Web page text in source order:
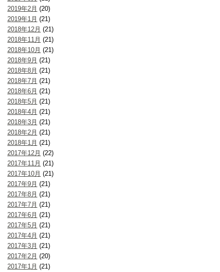
2019年2月 (20)
2019年1月 (21)
2018年12月 (21)
2018年11月 (21)
2018年10月 (21)
2018年9月 (21)
2018年8月 (21)
2018年7月 (21)
2018年6月 (21)
2018年5月 (21)
2018年4月 (21)
2018年3月 (21)
2018年2月 (21)
2018年1月 (21)
2017年12月 (22)
2017年11月 (21)
2017年10月 (21)
2017年9月 (21)
2017年8月 (21)
2017年7月 (21)
2017年6月 (21)
2017年5月 (21)
2017年4月 (21)
2017年3月 (21)
2017年2月 (20)
2017年1月 (21)